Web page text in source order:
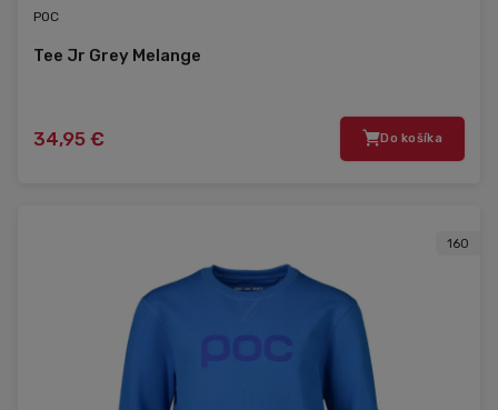
POC
Tee Jr Grey Melange
34,95 € Do košíka
160